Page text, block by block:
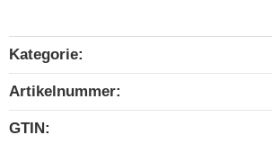
Produkteigenschaft
Wert
Kategorie:
Artikelnummer:
GTIN: